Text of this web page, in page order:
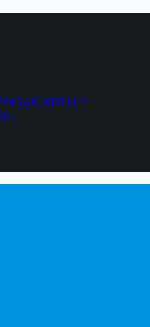
KERJA ?